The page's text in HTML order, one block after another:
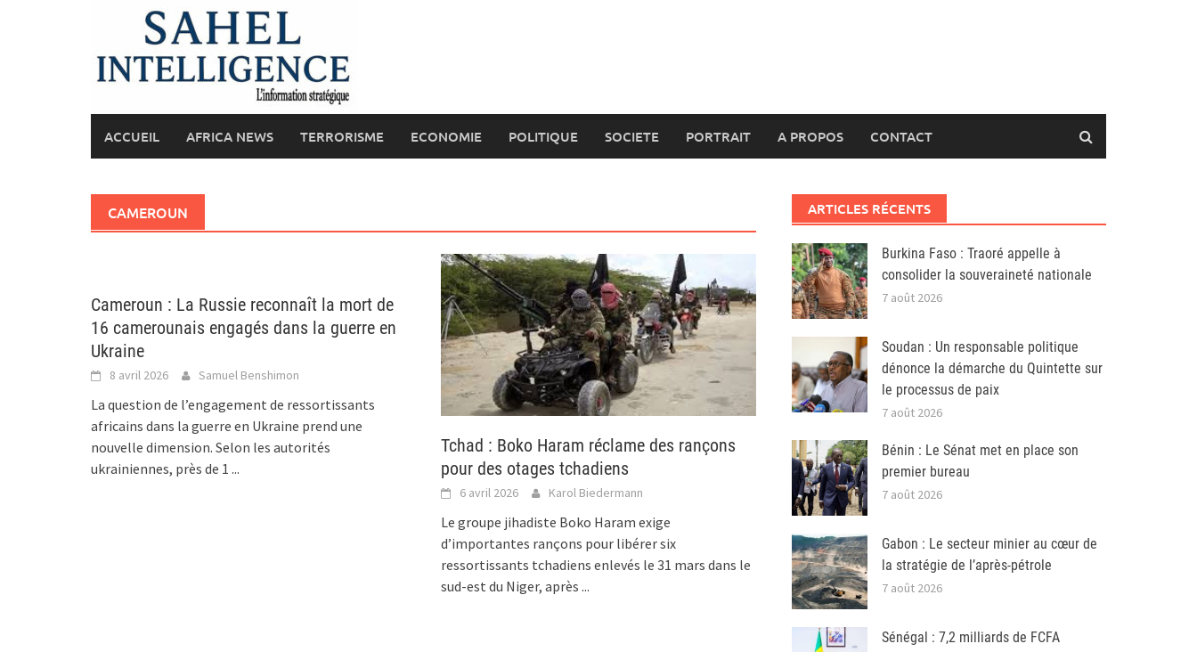
ACCUEIL AFRICA NEWS TERRORISME ECONOMIE POLITIQUE SOCIETE PORTRAIT A PROPOS CONTACT
CAMEROUN
Cameroun : La Russie reconnaît la mort de
16 camerounais engagés dans la guerre en
Ukraine
8 avril 2026 Samuel Benshimon
La question de l’engagement de ressortissants
africains dans la guerre en Ukraine prend une
nouvelle dimension. Selon les autorités
ukrainiennes, près de 1 ...
Tchad : Boko Haram réclame des rançons
pour des otages tchadiens
6 avril 2026 Karol Biedermann
Le groupe jihadiste Boko Haram exige
d’importantes rançons pour libérer six
ressortissants tchadiens enlevés le 31 mars dans le
sud-est du Niger, après...
ARTICLES RÉCENTS
Burkina Faso : Traoré appelle à
consolider la souveraineté nationale
7 août 2026
Soudan : Un responsable politique
dénonce la démarche du Quintette sur
le processus de paix
7 août 2026
Bénin : Le Sénat met en place son
premier bureau
7 août 2026
Gabon : Le secteur minier au cœur de
la stratégie de l’après-pétrole
7 août 2026
Sénégal : 7,2 milliards de FCFA